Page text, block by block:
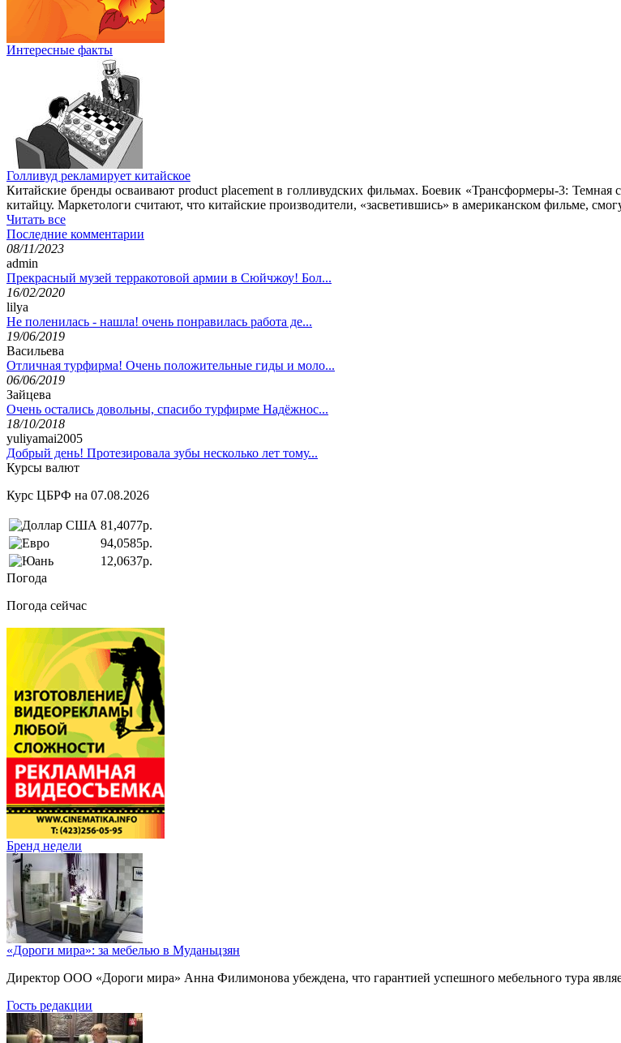
Интересные факты
Голливуд рекламирует китайское
Китайские бренды осваивают product placement в голливудских фильмах. Боевик «Трансформеры-3:
китайцу. Маркетологи считают, что китайские производители, «засветившись» в американском фильме,
Читать все
Последние комментарии
08/11/2023
admin
Прекрасный музей терракотовой армии в Сюйчжоу! Бол...
16/02/2020
lilya
Не поленилась - нашла! очень понравилась работа де...
19/06/2019
Васильева
Отличная турфирма! Очень положительные гиды и моло...
06/06/2019
Зайцева
Очень остались довольны, спасибо турфирме Надёжнос...
18/10/2018
yuliyamai2005
Добрый день! Протезировала зубы несколько лет тому...
Курсы валют
Курс ЦБРФ на 07.08.2026
81,4077р.
94,0585р.
12,0637р.
Погода
Погода сейчас
Бренд недели
«Дороги мира»: за мебелью в Муданьцзян
Директор ООО «Дороги мира» Анна Филимонова убеждена, что гарантией успешного мебельного тура
Гость редакции